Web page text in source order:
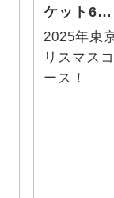
ケット6…
2025年東
リスマス
ース！